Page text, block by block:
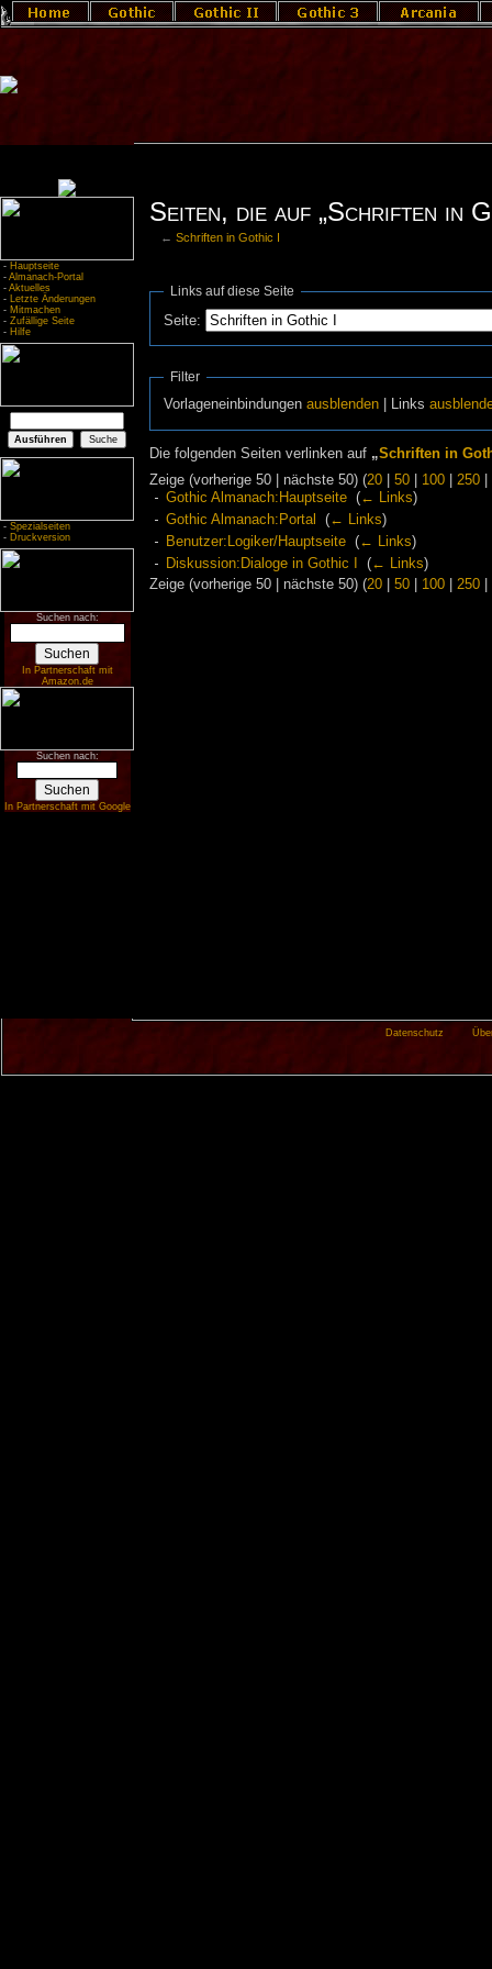
- Hauptseite
- Almanach-Portal
- Aktuelles
- Letzte Änderungen
- Mitmachen
- Zufällige Seite
- Hilfe
- Spezialseiten
- Druckversion
Suchen nach:
In Partnerschaft mit
Amazon.de
Suchen nach:
In Partnerschaft mit Google
Seiten, die auf „Schriften in
←Schriften in Gothic I
Links auf diese Seite
Seite:
Filter
Vorlageneinbindungenausblenden | Links
Die folgenden Seiten verlinken auf „Schriften in
Zeige (vorherige 50 | nächste 50) (20| 50| 100| 250|
Gothic Almanach:Hauptseite‎ (← Links)
Gothic Almanach:Portal
(← Links)
Benutzer:Logiker/Hauptseite‎ (← Links)
Diskussion:Dialoge in Gothic I
(← Links)
Zeige (vorherige 50 | nächste 50) (20| 50| 100| 250|
Datenschutz